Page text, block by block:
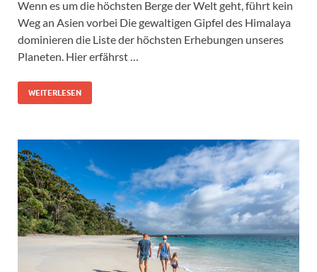
Wenn es um die höchsten Berge der Welt geht, führt kein
Weg an Asien vorbei Die gewaltigen Gipfel des Himalaya
dominieren die Liste der höchsten Erhebungen unseres
Planeten. Hier erfährst …
WEITERLESEN